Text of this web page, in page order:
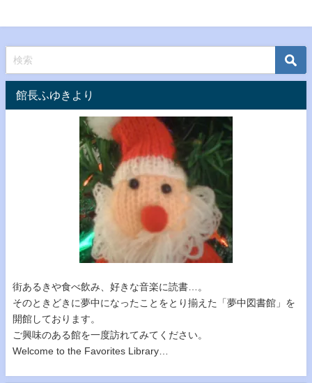
館長ふゆきより
街あるきや食べ飲み、好きな音楽に読書…。
そのときどきに夢中になったことをとり揃えた「夢中図書館」を
開館しております。
ご興味のある館を一度訪れてみてください。
Welcome to the Favorites Library…